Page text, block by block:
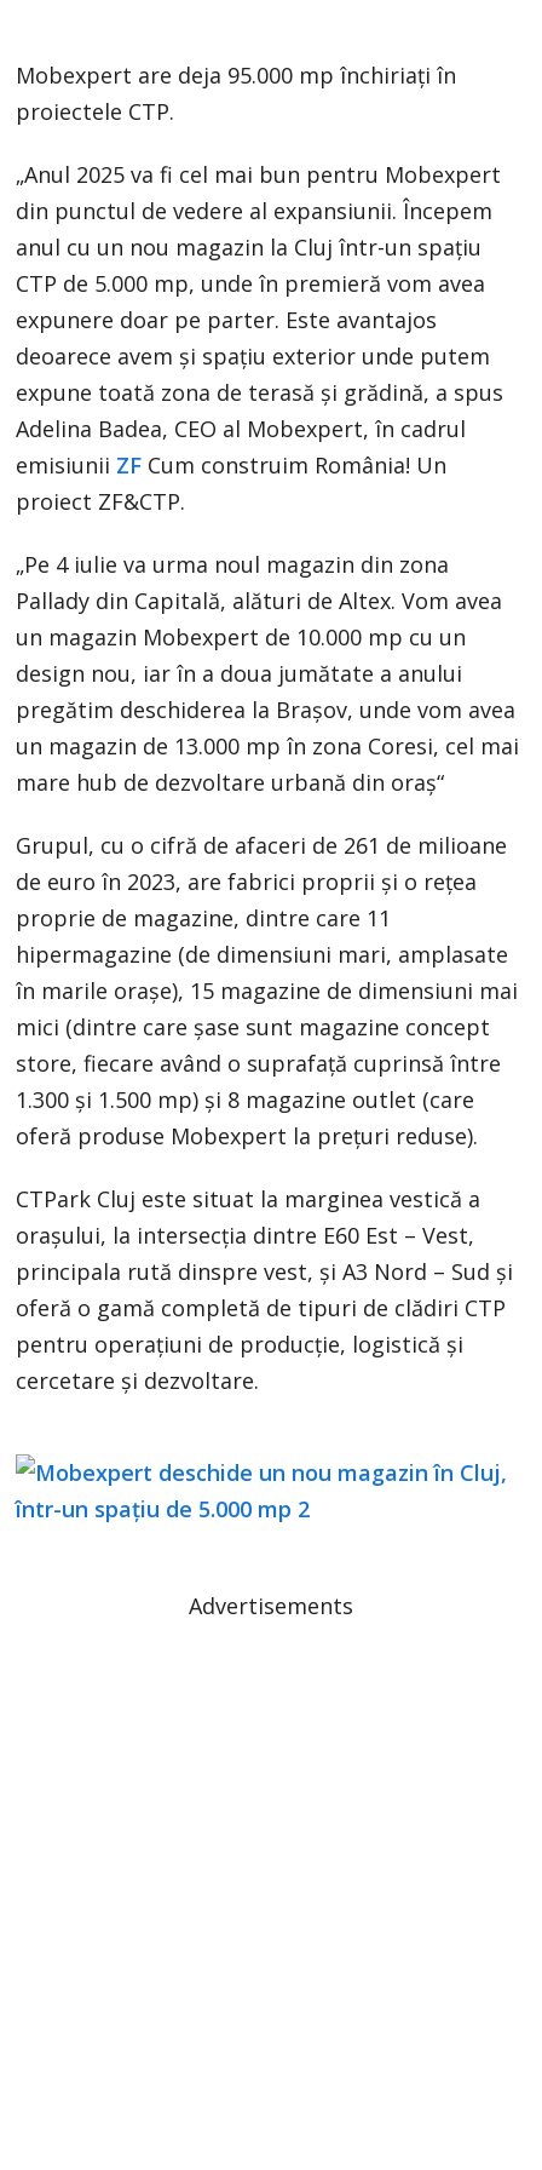
Mobexpert are deja 95.000 mp închiriaţi în
proiectele CTP.
„Anul 2025 va fi cel mai bun pentru Mobexpert
din punctul de vedere al expansiunii. Începem
anul cu un nou magazin la Cluj într-un spaţiu
CTP de 5.000 mp, unde în premieră vom avea
expunere doar pe parter. Este avantajos
deoarece avem şi spaţiu exterior unde putem
expune toată zona de terasă şi grădină, a spus
Adelina Badea, CEO al Mobexpert, în cadrul
emisiunii ZF Cum construim România! Un
proiect ZF&CTP.
„Pe 4 iulie va urma noul magazin din zona
Pallady din Capitală, alături de Altex. Vom avea
un magazin Mobexpert de 10.000 mp cu un
design nou, iar în a doua jumătate a anului
pregătim deschiderea la Braşov, unde vom avea
un magazin de 13.000 mp în zona Coresi, cel mai
mare hub de dezvoltare urbană din oraş“
Grupul, cu o cifră de afaceri de 261 de milioane
de euro în 2023, are fabrici proprii şi o reţea
proprie de magazine, dintre care 11
hipermagazine (de dimensiuni mari, amplasate
în marile oraşe), 15 magazine de dimensiuni mai
mici (dintre care şase sunt magazine concept
store, fiecare având o suprafaţă cuprinsă între
1.300 şi 1.500 mp) şi 8 magazine outlet (care
oferă produse Mobexpert la preţuri reduse).
CTPark Cluj este situat la marginea vestică a
orașului, la intersecția dintre E60 Est – Vest,
principala rută dinspre vest, și A3 Nord – Sud și
oferă o gamă completă de tipuri de clădiri CTP
pentru operațiuni de producție, logistică și
cercetare și dezvoltare.
Advertisements